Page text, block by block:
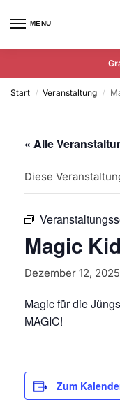
MENU
Start / Veranstaltung /
« Alle
Diese
Magic
Dezember 12,
Magic für die
MAGIC!
Zum